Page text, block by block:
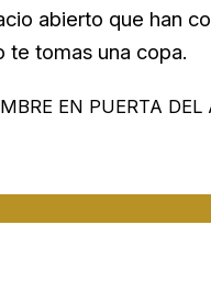
abierto que han
te tomas una copa.
EN PUERTA DEL